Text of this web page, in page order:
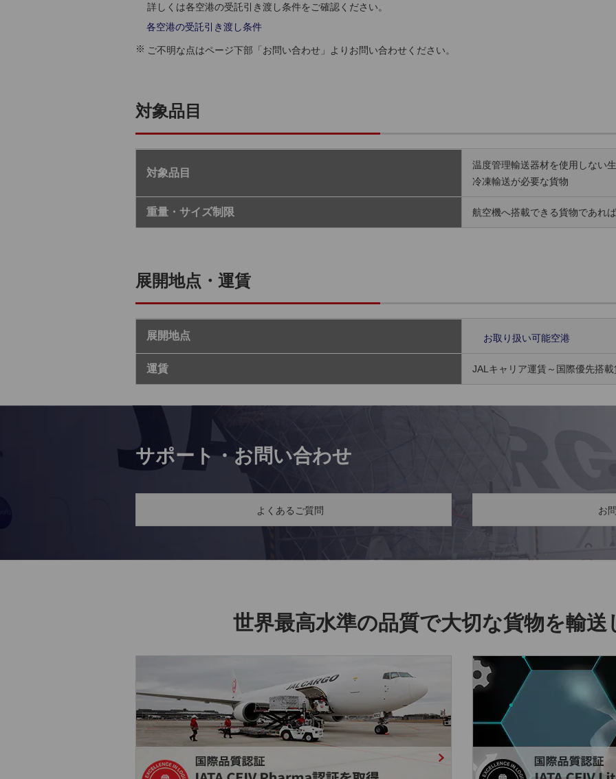
詳しくは各空港の受託引き渡し条件をご確認ください。
各空港の受託引き渡し条件
ご不明な点はページ下部「お問い合わせ」よりお問い合わせください。
対象品目
対象品目
温度管理輸送器材を使用しない
冷凍輸送が必要な貨物
重量・サイズ制限 航空機へ搭載できる貨物であれ
展開地点・運賃
展開地点 お取り扱い可能空港
運賃 JALキャリア運賃～国際優先搭載
サポート・お問い合わせ
よくあるご質問 お
世界最高水準の品質で大切な貨物を輸送